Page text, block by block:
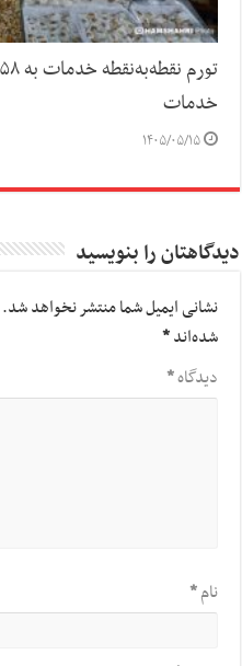
خدمات
۱۴۰۵/۰۵/۱۵
دیدگاهتان را بنویسید
نشانی ایمیل شما منتشر نخواهد شد.
شده‌اند*
دیدگاه*
نام*